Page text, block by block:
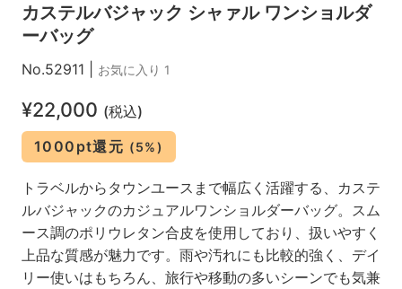
カステルバジャック シャァル ワンショルダ
ーバッグ
No.52911 お気に入り 1
¥22,000 (税込)
1000pt還元 (5%)
トラベルからタウンユースまで幅広く活躍する、カステ
ルバジャックのカジュアルワンショルダーバッグ。スム
ース調のポリウレタン合皮を使用しており、扱いやすく
上品な質感が魅力です。雨や汚れにも比較的強く、デイ
リー使いはもちろん、旅行や移動の多いシーンでも気兼